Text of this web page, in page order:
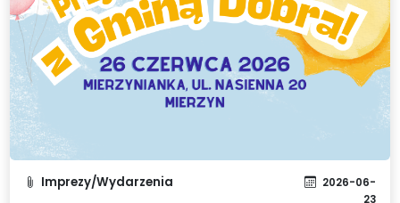
Imprezy/Wydarzenia
2026-06-
23